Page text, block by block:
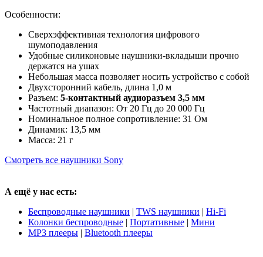
Особенности:
Сверхэффективная технология цифрового
шумоподавления
Удобные силиконовые наушники-вкладыши прочно
держатся на ушах
Небольшая масса позволяет носить устройство с собой
Двухсторонний кабель, длина 1,0 м
Разъем: 5-контактный аудиоразъем 3,5 мм
Частотный диапазон: От 20 Гц до 20 000 Гц
Номинальное полное сопротивление: 31 Ом
Динамик: 13,5 мм
Масса: 21 г
Смотреть все наушники Sony
А ещё у нас есть:
Беспроводные наушники | TWS наушники | Hi-Fi
Колонки беспроводные | Портативные | Мини
MP3 плееры | Bluetooth плееры